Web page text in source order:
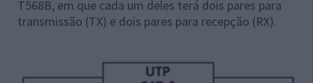
T568B, em que cada um deles terá dois pares para
transmissão (TX) e dois pares para recepção (RX).